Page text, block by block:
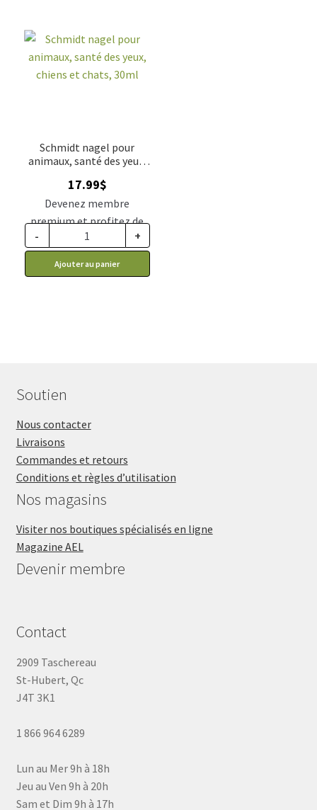
Schmidt nagel pour
animaux, santé des yeux,
17.99$
Devenez membre
premium et profitez de
ce prix rabais : 14.84$ CA
- +
Ajouter au panier
Soutien
Nous contacter
Livraisons
Commandes et retours
Conditions et règles d’utilisation
Nos magasins
Visiter nos boutiques spécialisés en ligne
Magazine AEL
Devenir membre
Contact
2909 Taschereau
St-Hubert, Qc
J4T 3K1
1 866 964 6289
Lun au Mer 9h à 18h
Jeu au Ven 9h à 20h
Sam et Dim 9h à 17h